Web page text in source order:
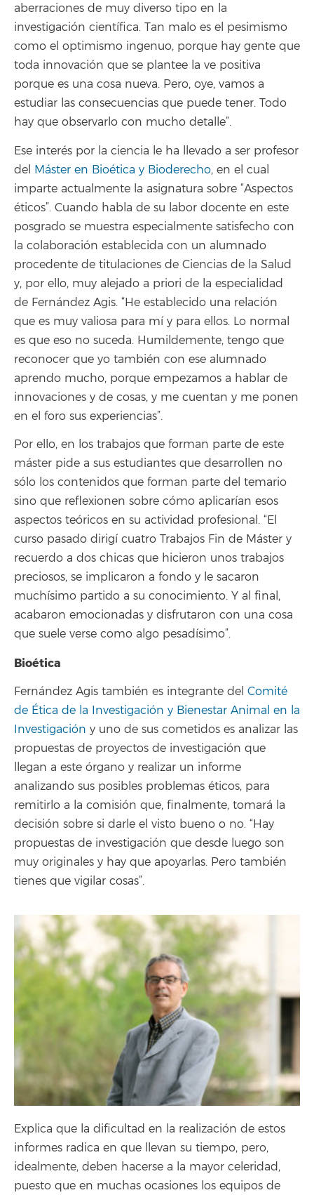
aberraciones de muy diverso tipo en la
investigación científica. Tan malo es el pesimismo
como el optimismo ingenuo, porque hay gente que
toda innovación que se plantee la ve positiva
porque es una cosa nueva. Pero, oye, vamos a
estudiar las consecuencias que puede tener. Todo
hay que observarlo con mucho detalle”.
Ese interés por la ciencia le ha llevado a ser profesor
del Máster en Bioética y Bioderecho, en el cual
imparte actualmente la asignatura sobre “Aspectos
éticos”. Cuando habla de su labor docente en este
posgrado se muestra especialmente satisfecho con
la colaboración establecida con un alumnado
procedente de titulaciones de Ciencias de la Salud
y, por ello, muy alejado a priori de la especialidad
de Fernández Agis. “He establecido una relación
que es muy valiosa para mí y para ellos. Lo normal
es que eso no suceda. Humildemente, tengo que
reconocer que yo también con ese alumnado
aprendo mucho, porque empezamos a hablar de
innovaciones y de cosas, y me cuentan y me ponen
en el foro sus experiencias”.
Por ello, en los trabajos que forman parte de este
máster pide a sus estudiantes que desarrollen no
sólo los contenidos que forman parte del temario
sino que reflexionen sobre cómo aplicarían esos
aspectos teóricos en su actividad profesional. “El
curso pasado dirigí cuatro Trabajos Fin de Máster y
recuerdo a dos chicas que hicieron unos trabajos
preciosos, se implicaron a fondo y le sacaron
muchísimo partido a su conocimiento. Y al final,
acabaron emocionadas y disfrutaron con una cosa
que suele verse como algo pesadísimo”.
Bioética
Fernández Agis también es integrante del Comité
de Ética de la Investigación y Bienestar Animal en la
Investigación y uno de sus cometidos es analizar las
propuestas de proyectos de investigación que
llegan a este órgano y realizar un informe
analizando sus posibles problemas éticos, para
remitirlo a la comisión que, finalmente, tomará la
decisión sobre si darle el visto bueno o no. “Hay
propuestas de investigación que desde luego son
muy originales y hay que apoyarlas. Pero también
tienes que vigilar cosas”.
Explica que la dificultad en la realización de estos
informes radica en que llevan su tiempo, pero,
idealmente, deben hacerse a la mayor celeridad,
puesto que en muchas ocasiones los equipos de